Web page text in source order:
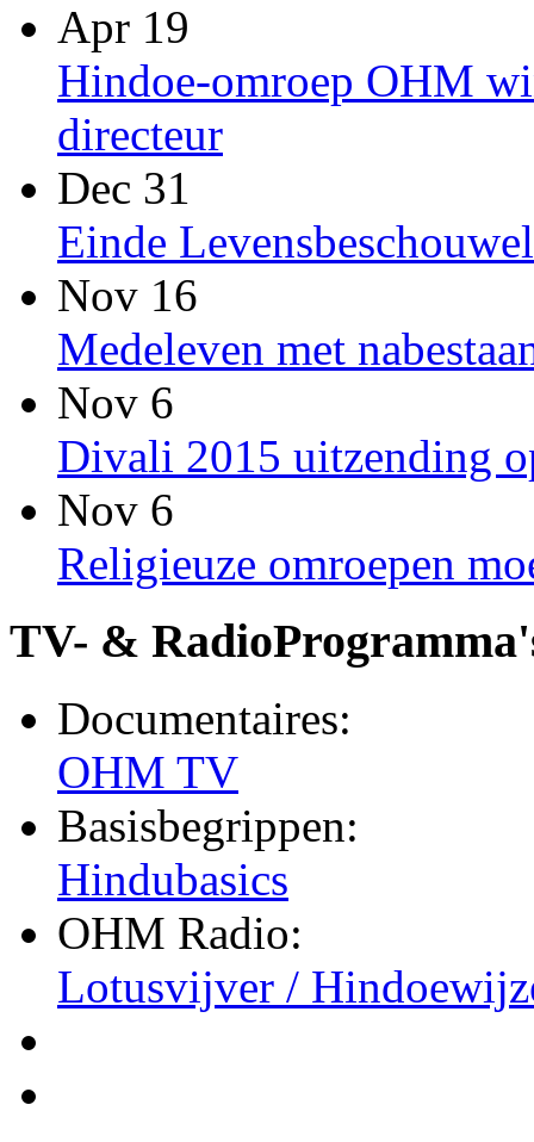
Apr 19
Hindoe-omroep OHM
directeur
Dec 31
Einde
Nov 16
Medeleven met
Nov 6
Divali 2015 uitzending
Nov 6
Religieuze omroepen
TV- &
Documentaires:
OHM TV
Basisbegrippen:
Hindubasics
OHM Radio:
Lotusvijver /